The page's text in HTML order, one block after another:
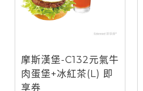
摩斯漢堡-C132元氣牛
肉蛋堡+冰紅茶(L) 即
享券